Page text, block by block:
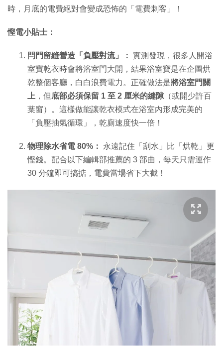
時，月底的電費絕對會變成恐怖的「電費刺客」！
慳電小貼士：
閂門留縫營造「負壓對流」： 實測發現，很多人開浴
室寶乾衣時會將浴室門大開，結果浴室寶是在企圖烘
乾整個客廳，白白浪費電力。正確做法是將浴室門關
上 ，但底部必須保留 1 至 2 厘米的縫隙（或開少許百
葉窗）。這樣做能讓乾衣模式在浴室內形成完美的
「負壓抽氣循環」，乾廁速度快一倍！
物理除水省電 80%：
永遠記住「刮水」比「烘乾」更
慳錢。配合以下編輯部推薦的 3 部曲，每天只需運作
30 分鐘即可搞掂，電費當場省下大截！